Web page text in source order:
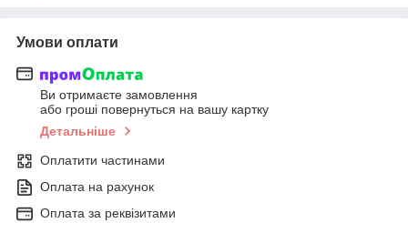
Умови оплати
Ви отримаєте замовлення
або гроші повернуться на вашу картку
Детальніше
Оплатити частинами
Оплата на рахунок
Оплата за реквізитами